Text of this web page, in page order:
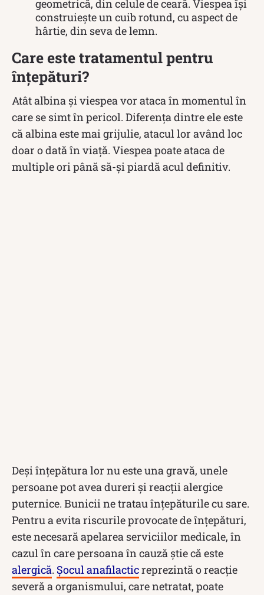
geometrică, din celule de ceară. Viespea își
construiește un cuib rotund, cu aspect de
hârtie, din seva de lemn.
Care este tratamentul pentru
înțepături?
Atât albina și viespea vor ataca în momentul în
care se simt în pericol. Diferența dintre ele este
că albina este mai grijulie, atacul lor având loc
doar o dată în viață. Viespea poate ataca de
multiple ori până să-și piardă acul definitiv.
Deși înțepătura lor nu este una gravă, unele
persoane pot avea dureri și reacții alergice
puternice. Bunicii ne tratau înțepăturile cu sare.
Pentru a evita riscurile provocate de înțepături,
este necesară apelarea serviciilor medicale, în
cazul în care persoana în cauză știe că este
alergică. Șocul anafilacticreprezintă o reacție
severă a organismului, care netratat, poate